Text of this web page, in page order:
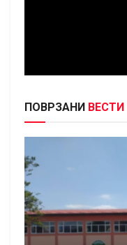
ПОВРЗАНИ ВЕСТИ